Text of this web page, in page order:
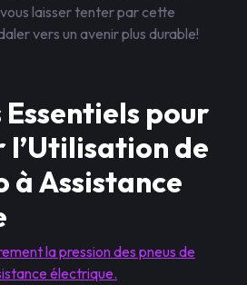
laisser tenter par cette
vers un avenir plus durable!
Essentiels pour
de
à Assistance
la pression des pneus de
électrique.